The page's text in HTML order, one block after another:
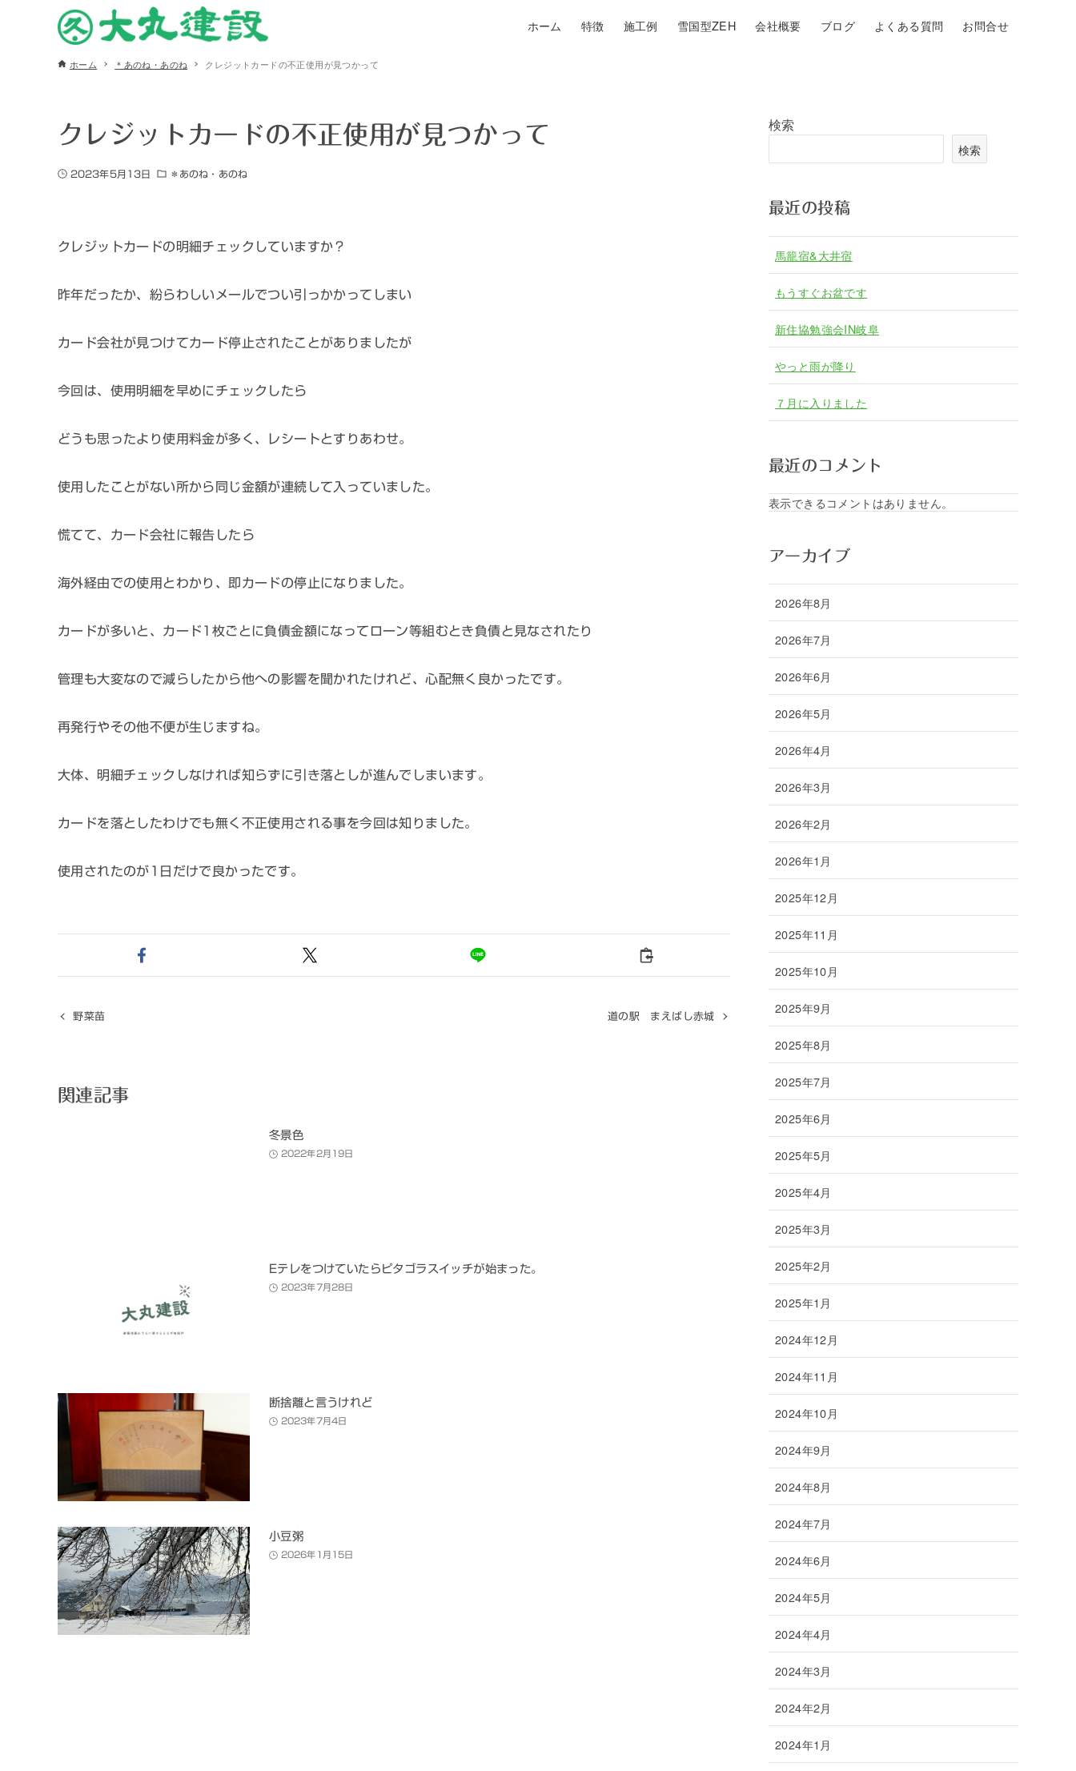
ホーム 特徴 施工例 雪国型ZEH 会社概要 ブログ よくある質問 お問合せ
ホーム ＊あのね・あのね クレジットカードの不正使用が見つかって
クレジットカードの不正使用が見つかって
2023年5月13日 ＊あのね・あのね
クレジットカードの明細チェックしていますか？
昨年だったか、紛らわしいメールでつい引っかかってしまい
カード会社が見つけてカード停止されたことがありましたが
今回は、使用明細を早めにチェックしたら
どうも思ったより使用料金が多く、レシートとすりあわせ。
使用したことがない所から同じ金額が連続して入っていました。
慌てて、カード会社に報告したら
海外経由での使用とわかり、即カードの停止になりました。
カードが多いと、カード1枚ごとに負債金額になってローン等組むとき負債と見なされたり
管理も大変なので減らしたから他への影響を聞かれたけれど、心配無く良かったです。
再発行やその他不便が生じますね。
大体、明細チェックしなければ知らずに引き落としが進んでしまいます。
カードを落としたわけでも無く不正使用される事を今回は知りました。
使用されたのが1日だけで良かったです。
野菜苗 道の駅 まえばし赤城
関連記事
冬景色
2022年2月19日
Eテレをつけていたらピタゴラスイッチが始まった。
2023年7月28日
断捨離と言うけれど
2023年7月4日
小豆粥
2026年1月15日
検索
検索
最近の投稿
馬籠宿&大井宿
もうすぐお盆です
新住協勉強会IN岐阜
やっと雨が降り
７月に入りました
最近のコメント
表示できるコメントはありません。
アーカイブ
2026年8月
2026年7月
2026年6月
2026年5月
2026年4月
2026年3月
2026年2月
2026年1月
2025年12月
2025年11月
2025年10月
2025年9月
2025年8月
2025年7月
2025年6月
2025年5月
2025年4月
2025年3月
2025年2月
2025年1月
2024年12月
2024年11月
2024年10月
2024年9月
2024年8月
2024年7月
2024年6月
2024年5月
2024年4月
2024年3月
2024年2月
2024年1月